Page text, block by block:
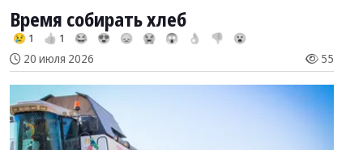
Время собирать хлеб
😢 1 👍 1 😂 😍 😞 😭 😱 👌 👎 😮
20 июля 2026 55